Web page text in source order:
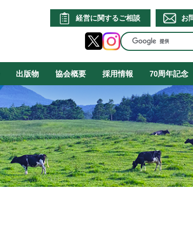
経営に関するご相談 お
出版物 協会概要 採用情報 70周年記念